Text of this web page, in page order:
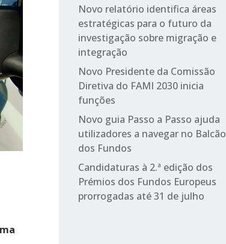
Novo relatório identifica áreas
estratégicas para o futuro da
investigação sobre migração e
integração
Novo Presidente da Comissão
Diretiva do FAMI 2030 inicia
funções
Novo guia Passo a Passo ajuda
utilizadores a navegar no Balcão
dos Fundos
Candidaturas à 2.ª edição dos
Prémios dos Fundos Europeus
prorrogadas até 31 de julho